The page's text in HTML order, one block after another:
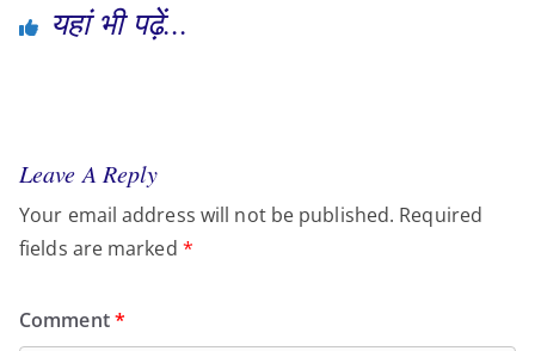
यहां भी पढ़ें...
Leave A Reply
Your email address will not be published. Required
fields are marked *
Comment*